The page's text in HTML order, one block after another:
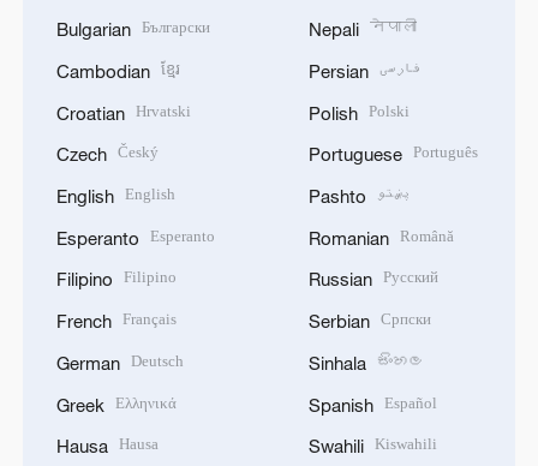
Bulgarian Български
Cambodian ខ្មែរ
Croatian Hrvatski
Czech Český
English English
Esperanto Esperanto
Filipino Filipino
French Français
German Deutsch
Greek Ελληνικά
Hausa Hausa
Nepali नेपाली
Persian فارسی
Polish Polski
Portuguese Português
Pashto پښتو
Romanian Română
Russian Русский
Serbian Српски
Sinhala සිංහල
Spanish Español
Swahili Kiswahili